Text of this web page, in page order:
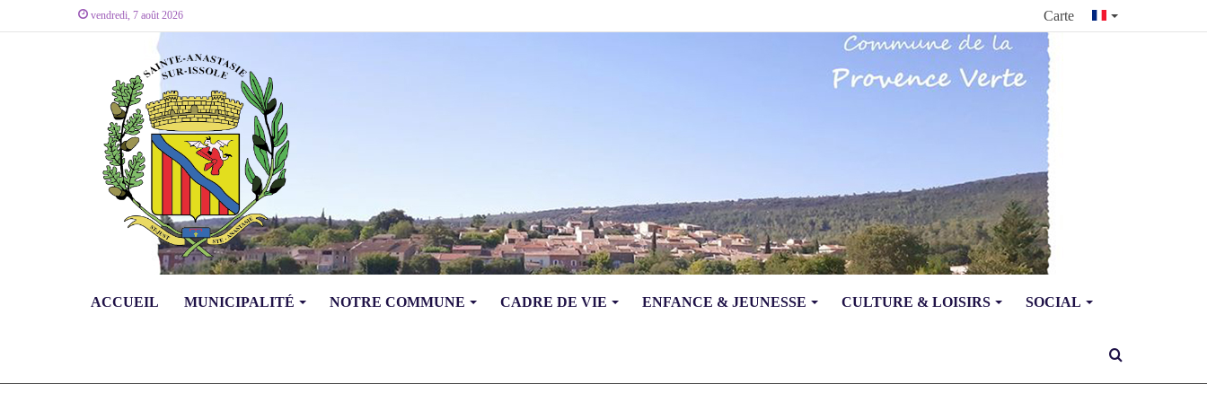
vendredi, 7 août 2026 Carte
ACCUEIL MUNICIPALITÉ NOTRE COMMUNE CADRE DE VIE ENFANCE & JEUNESSE CULTURE & LOISIRS SOCIAL